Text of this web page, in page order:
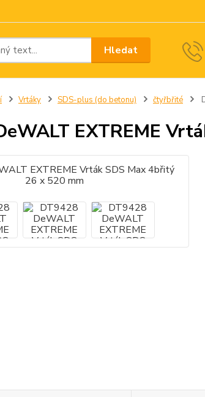
Hledat
Vrtáky SDS-plus (do betonu) čtyřbřité
EXTREME